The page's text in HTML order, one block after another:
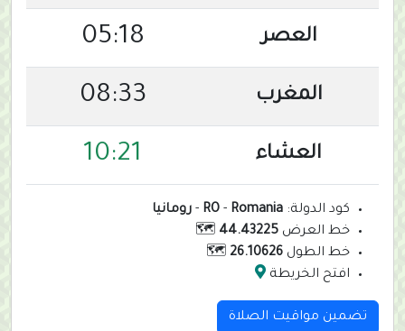
العصر 05:18
المغرب 08:33
العشاء 10:21
كود الدولة: RO - Romania
- رومانيا
خط العرض 44.43225
🗺️
خط الطول 26.10626
🗺️
افتح الخريطة
تضمين مواقيت الصلاة